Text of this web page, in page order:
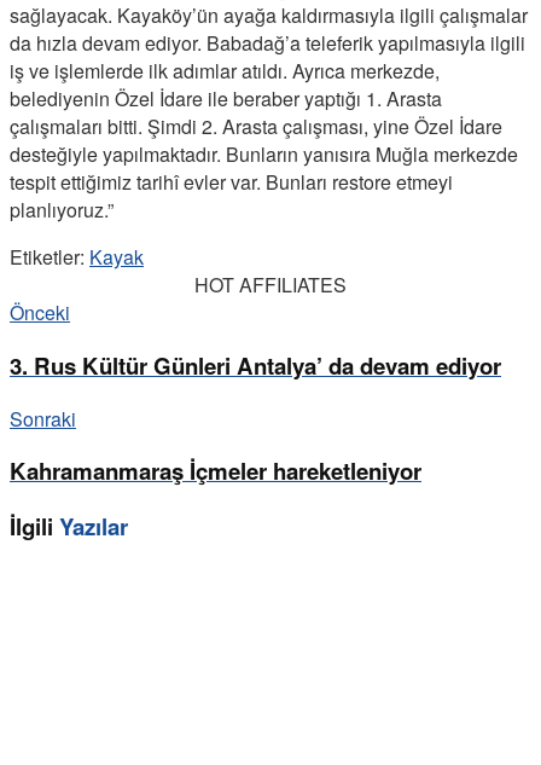
sağlayacak. Kayaköy’ün ayağa kaldırmasıyla ilgili çalışmalar
da hızla devam ediyor. Babadağ’a teleferik yapılmasıyla ilgili
iş ve işlemlerde ilk adımlar atıldı. Ayrıca merkezde,
belediyenin Özel İdare ile beraber yaptığı 1. Arasta
çalışmaları bitti. Şimdi 2. Arasta çalışması, yine Özel İdare
desteğiyle yapılmaktadır. Bunların yanısıra Muğla merkezde
tespit ettiğimiz tarihî evler var. Bunları restore etmeyi
planlıyoruz.”
Etiketler: Kayak
HOT AFFILIATES
Önceki
3. Rus Kültür Günleri Antalya’ da devam ediyor
Sonraki
Kahramanmaraş İçmeler hareketleniyor
İlgili Yazılar